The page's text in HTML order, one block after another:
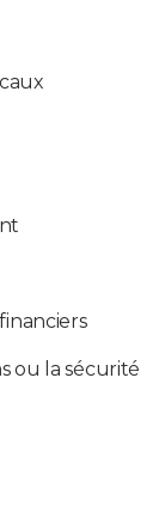
ou la sécurité